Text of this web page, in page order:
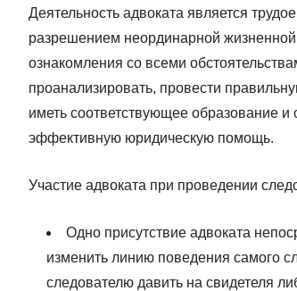
Деятельность адвоката является
разрешением неординарной
ознакомления со всеми
проанализировать, провести
иметь соответствующее образование
эффективную юридическую помощь.
Участие адвоката при проведении
Одно присутствие адвоката
изменить линию поведения самого
следователю давить на свидетеля